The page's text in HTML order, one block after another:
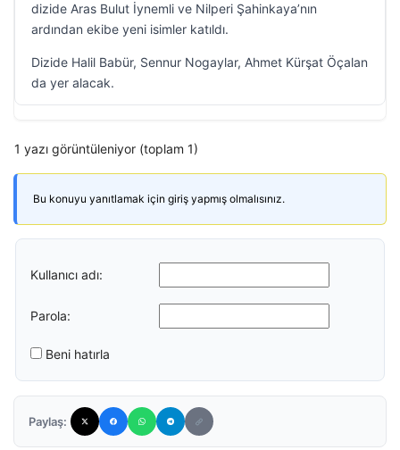
dizide Aras Bulut İynemli ve Nilperi Şahinkaya’nın
ardından ekibe yeni isimler katıldı.
Dizide Halil Babür, Sennur Nogaylar, Ahmet Kürşat Öçalan
da yer alacak.
1 yazı görüntüleniyor (toplam 1)
Bu konuyu yanıtlamak için giriş yapmış olmalısınız.
Kullanıcı adı:
Parola:
Beni hatırla
Paylaş: